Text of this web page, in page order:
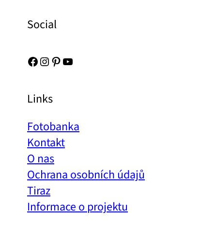
Social
Facebook Instagram Pinterest YouTube
Links
Fotobanka
Kontakt
O nas
Ochrana osobních údajů
Tiraz
Informace o projektu